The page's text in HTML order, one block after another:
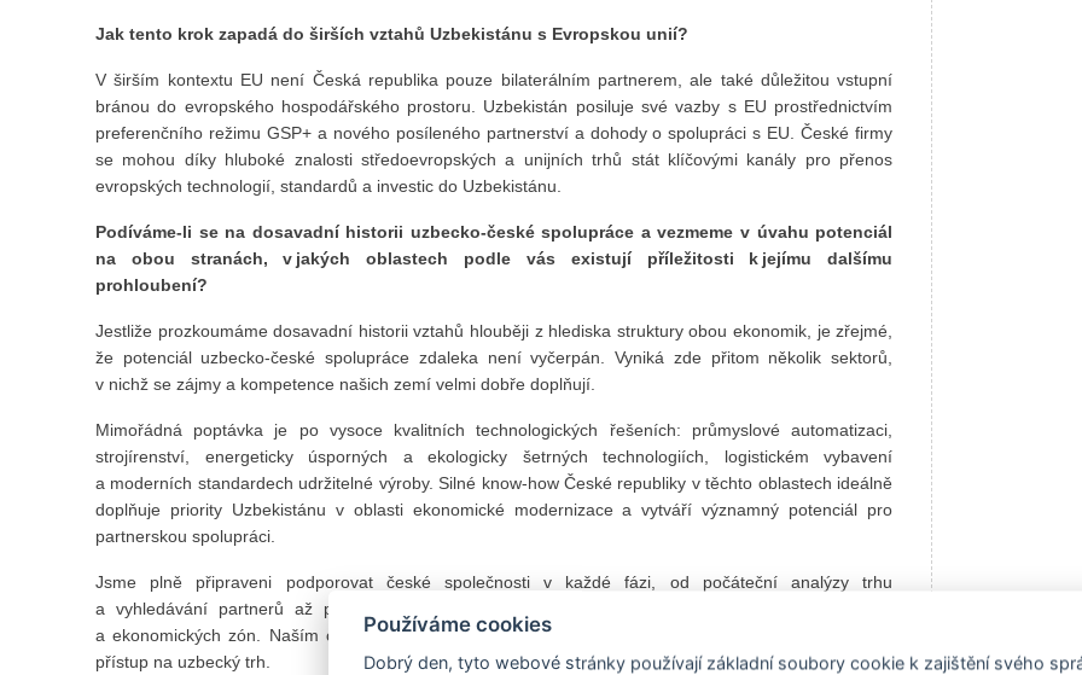
Jak tento krok zapadá do širších vztahů Uzbekistánu s Evropskou unií?
V širším kontextu EU není Česká republika pouze bilaterálním partnerem, ale také důležitou vstupní
bránou do evropského hospodářského prostoru. Uzbekistán posiluje své vazby s EU prostřednictvím
preferenčního režimu GSP+ a nového posíleného partnerství a dohody o spolupráci s EU. České firmy
se mohou díky hluboké znalosti středoevropských a unijních trhů stát klíčovými kanály pro přenos
evropských technologií, standardů a investic do Uzbekistánu.
Podíváme-li se na dosavadní historii uzbecko-české spolupráce a vezmeme v úvahu potenciál
na obou stranách, v jakých oblastech podle vás existují příležitosti k jejímu dalšímu
prohloubení?
Jestliže prozkoumáme dosavadní historii vztahů hlouběji z hlediska struktury obou ekonomik, je zřejmé,
že potenciál uzbecko-české spolupráce zdaleka není vyčerpán. Vyniká zde přitom několik sektorů,
v nichž se zájmy a kompetence našich zemí velmi dobře doplňují.
Mimořádná poptávka je po vysoce kvalitních technologických řešeních: průmyslové automatizaci,
strojírenství, energeticky úsporných a ekologicky šetrných technologiích, logistickém vybavení
a moderních standardech udržitelné výroby. Silné know-how České republiky v těchto oblastech ideálně
doplňuje priority Uzbekistánu v oblasti ekonomické modernizace a vytváří významný potenciál pro
partnerskou spolupráci.
Jsme plně připraveni podporovat české společnosti v každé fázi, od počáteční analýzy trhu
a vyhledávání partnerů až po realizaci investičních projektů a zapojení do průmyslových klastrů
a ekonomických zón. Naším cílem je zajistit českým firmám transparentní, strukturovaný a bezpečný
přístup na uzbecký trh.
Používáme cookies
Dobrý den, tyto webové stránky používají základní soubory cookie k zajištění svého